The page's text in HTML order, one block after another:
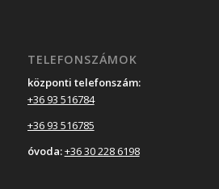
TELEFONSZÁMOK
központi telefonszám:
+36 93 516784
+36 93 516785
óvoda:+36 30 228 6198